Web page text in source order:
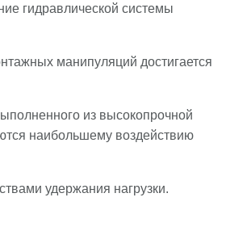
гидравлической системы
манипуляций достигается
из высокопрочной
наибольшему воздействию
удержания нагрузки.